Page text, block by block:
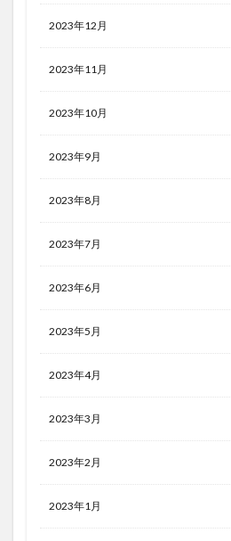
2023年12月
2023年11月
2023年10月
2023年9月
2023年8月
2023年7月
2023年6月
2023年5月
2023年4月
2023年3月
2023年2月
2023年1月